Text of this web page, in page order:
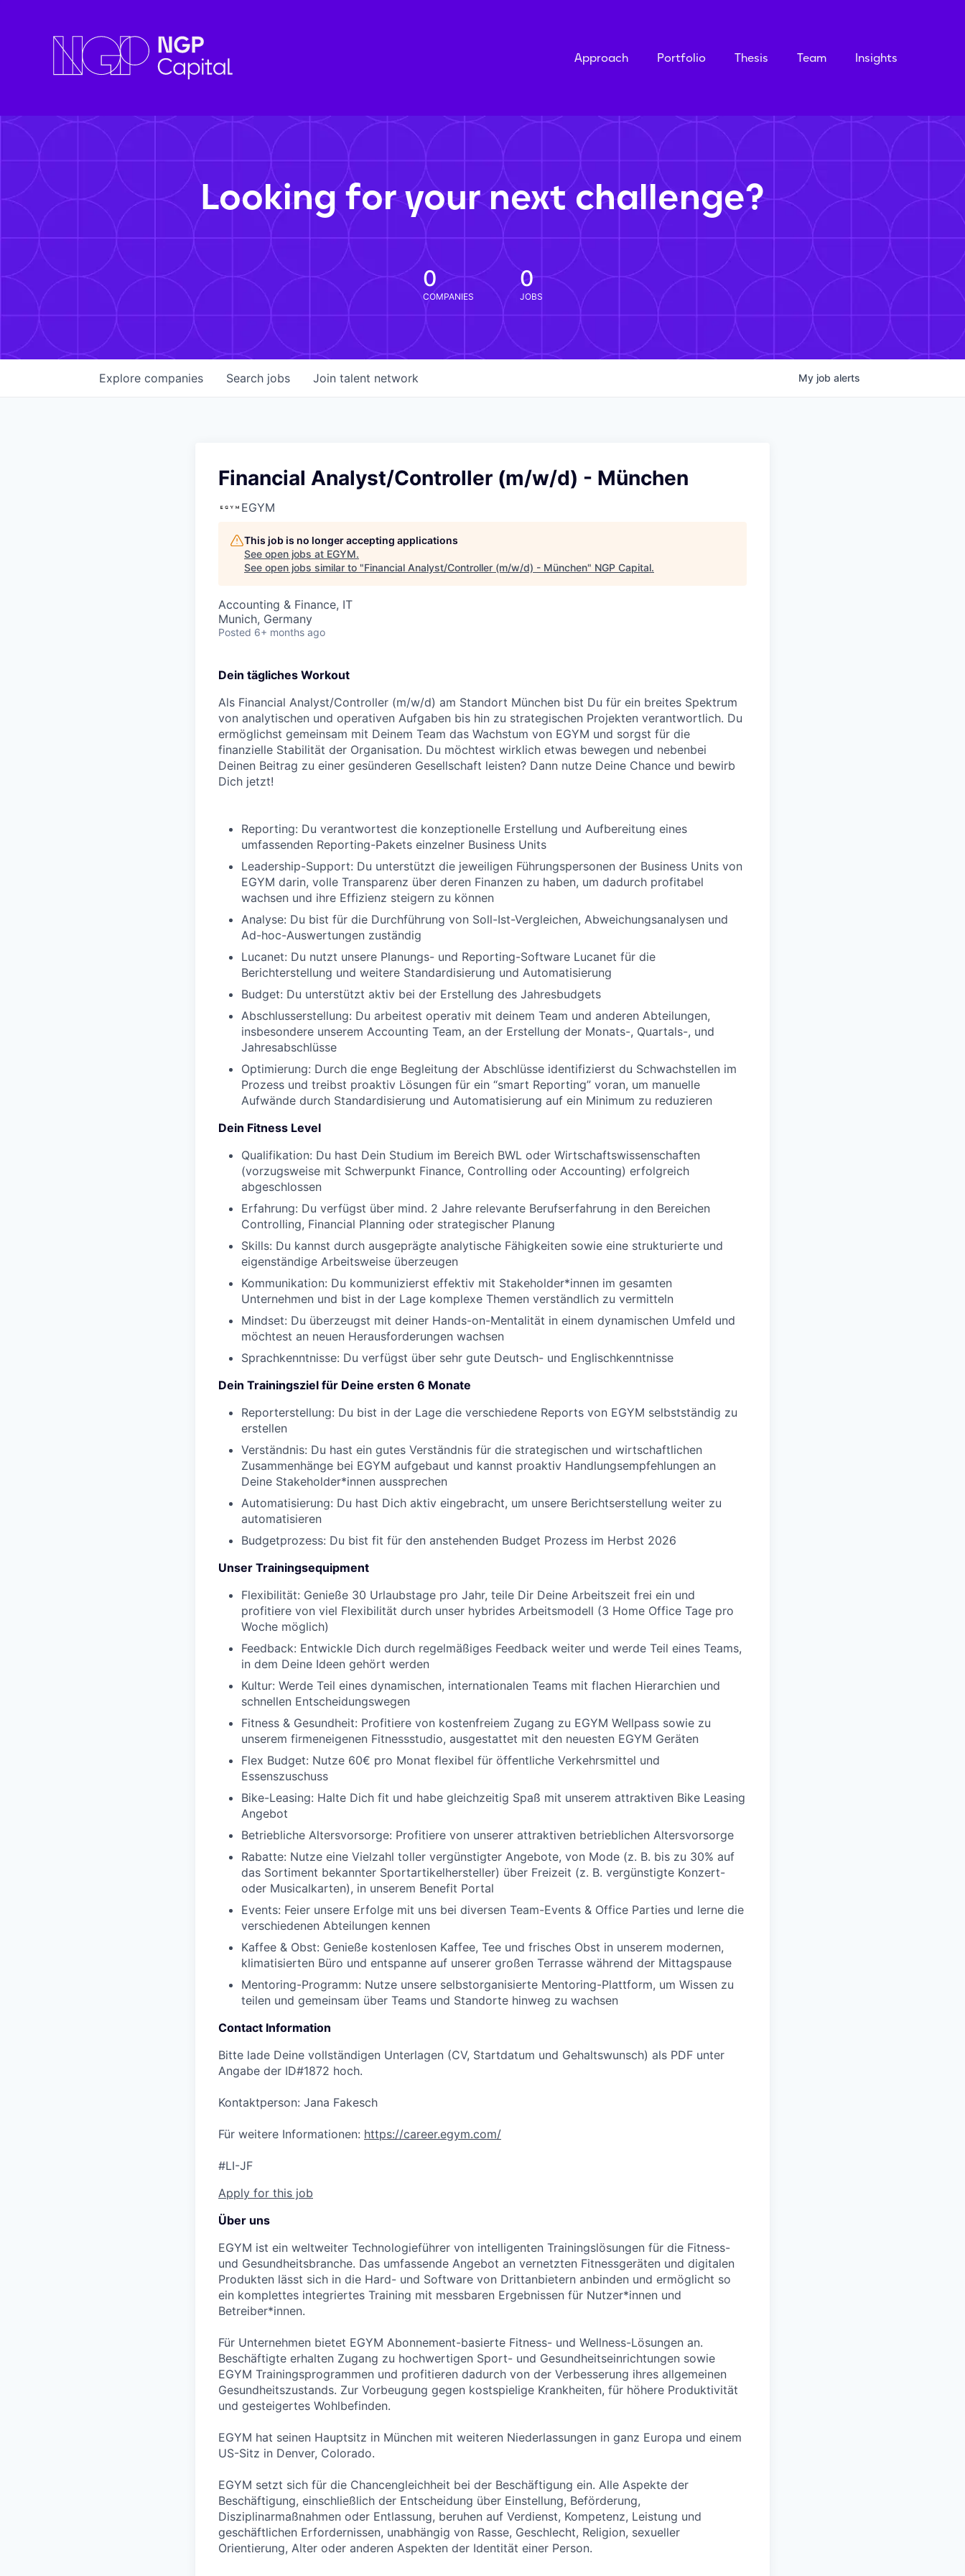
Approach Portfolio Thesis Team Insights
Looking for your next challenge?
0
COMPANIES
0
JOBS
Search jobs
Explore companies Join talent network My job alerts
Financial Analyst/Controller (m/w/d) - München
EGYM
This job is no longer accepting applications
See open jobs at EGYM.
See open jobs similar to "Financial Analyst/Controller (m/w/d) - München" NGP Capital.
Accounting & Finance, IT
Munich, Germany
Posted 6+ months ago
Dein tägliches Workout
Als Financial Analyst/Controller (m/w/d) am Standort München bist Du für ein breites Spektrum
von analytischen und operativen Aufgaben bis hin zu strategischen Projekten verantwortlich. Du
ermöglichst gemeinsam mit Deinem Team das Wachstum von EGYM und sorgst für die
finanzielle Stabilität der Organisation. Du möchtest wirklich etwas bewegen und nebenbei
Deinen Beitrag zu einer gesünderen Gesellschaft leisten? Dann nutze Deine Chance und bewirb
Dich jetzt!
Reporting: Du verantwortest die konzeptionelle Erstellung und Aufbereitung eines
umfassenden Reporting-Pakets einzelner Business Units
Leadership-Support: Du unterstützt die jeweiligen Führungspersonen der Business Units von
EGYM darin, volle Transparenz über deren Finanzen zu haben, um dadurch profitabel
wachsen und ihre Effizienz steigern zu können
Analyse: Du bist für die Durchführung von Soll-Ist-Vergleichen, Abweichungsanalysen und
Ad-hoc-Auswertungen zuständig
Lucanet: Du nutzt unsere Planungs- und Reporting-Software Lucanet für die
Berichterstellung und weitere Standardisierung und Automatisierung
Budget: Du unterstützt aktiv bei der Erstellung des Jahresbudgets
Abschlusserstellung: Du arbeitest operativ mit deinem Team und anderen Abteilungen,
insbesondere unserem Accounting Team, an der Erstellung der Monats-, Quartals-, und
Jahresabschlüsse
Optimierung: Durch die enge Begleitung der Abschlüsse identifizierst du Schwachstellen im
Prozess und treibst proaktiv Lösungen für ein “smart Reporting” voran, um manuelle
Aufwände durch Standardisierung und Automatisierung auf ein Minimum zu reduzieren
Dein Fitness Level
Qualifikation: Du hast Dein Studium im Bereich BWL oder Wirtschaftswissenschaften
(vorzugsweise mit Schwerpunkt Finance, Controlling oder Accounting) erfolgreich
abgeschlossen
Erfahrung: Du verfügst über mind. 2 Jahre relevante Berufserfahrung in den Bereichen
Controlling, Financial Planning oder strategischer Planung
Skills: Du kannst durch ausgeprägte analytische Fähigkeiten sowie eine strukturierte und
eigenständige Arbeitsweise überzeugen
Kommunikation: Du kommunizierst effektiv mit Stakeholder*innen im gesamten
Unternehmen und bist in der Lage komplexe Themen verständlich zu vermitteln
Mindset: Du überzeugst mit deiner Hands-on-Mentalität in einem dynamischen Umfeld und
möchtest an neuen Herausforderungen wachsen
Sprachkenntnisse: Du verfügst über sehr gute Deutsch- und Englischkenntnisse
Dein Trainingsziel für Deine ersten 6 Monate
Reporterstellung: Du bist in der Lage die verschiedene Reports von EGYM selbstständig zu
erstellen
Verständnis: Du hast ein gutes Verständnis für die strategischen und wirtschaftlichen
Zusammenhänge bei EGYM aufgebaut und kannst proaktiv Handlungsempfehlungen an
Deine Stakeholder*innen aussprechen
Automatisierung: Du hast Dich aktiv eingebracht, um unsere Berichtserstellung weiter zu
automatisieren
Budgetprozess: Du bist fit für den anstehenden Budget Prozess im Herbst 2026
Unser Trainingsequipment
Flexibilität: Genieße 30 Urlaubstage pro Jahr, teile Dir Deine Arbeitszeit frei ein und
profitiere von viel Flexibilität durch unser hybrides Arbeitsmodell (3 Home Office Tage pro
Woche möglich)
Feedback: Entwickle Dich durch regelmäßiges Feedback weiter und werde Teil eines Teams,
in dem Deine Ideen gehört werden
Kultur: Werde Teil eines dynamischen, internationalen Teams mit flachen Hierarchien und
schnellen Entscheidungswegen
Fitness & Gesundheit: Profitiere von kostenfreiem Zugang zu EGYM Wellpass sowie zu
unserem firmeneigenen Fitnessstudio, ausgestattet mit den neuesten EGYM Geräten
Flex Budget: Nutze 60€ pro Monat flexibel für öffentliche Verkehrsmittel und
Essenszuschuss
Bike-Leasing: Halte Dich fit und habe gleichzeitig Spaß mit unserem attraktiven Bike Leasing
Angebot
Betriebliche Altersvorsorge: Profitiere von unserer attraktiven betrieblichen Altersvorsorge
Rabatte: Nutze eine Vielzahl toller vergünstigter Angebote, von Mode (z. B. bis zu 30% auf
das Sortiment bekannter Sportartikelhersteller) über Freizeit (z. B. vergünstigte Konzert-
oder Musicalkarten), in unserem Benefit Portal
Events: Feier unsere Erfolge mit uns bei diversen Team-Events & Office Parties und lerne die
verschiedenen Abteilungen kennen
Kaffee & Obst: Genieße kostenlosen Kaffee, Tee und frisches Obst in unserem modernen,
klimatisierten Büro und entspanne auf unserer großen Terrasse während der Mittagspause
Mentoring-Programm: Nutze unsere selbstorganisierte Mentoring-Plattform, um Wissen zu
teilen und gemeinsam über Teams und Standorte hinweg zu wachsen
Contact Information
Bitte lade Deine vollständigen Unterlagen (CV, Startdatum und Gehaltswunsch) als PDF unter
Angabe der ID#1872 hoch.
Kontaktperson: Jana Fakesch
Für weitere Informationen: https://career.egym.com/
#LI-JF
Apply for this job
Über uns
EGYM ist ein weltweiter Technologieführer von intelligenten Trainingslösungen für die Fitness-
und Gesundheitsbranche. Das umfassende Angebot an vernetzten Fitnessgeräten und digitalen
Produkten lässt sich in die Hard- und Software von Drittanbietern anbinden und ermöglicht so
ein komplettes integriertes Training mit messbaren Ergebnissen für Nutzer*innen und
Betreiber*innen.
Für Unternehmen bietet EGYM Abonnement-basierte Fitness- und Wellness-Lösungen an.
Beschäftigte erhalten Zugang zu hochwertigen Sport- und Gesundheitseinrichtungen sowie
EGYM Trainingsprogrammen und profitieren dadurch von der Verbesserung ihres allgemeinen
Gesundheitszustands. Zur Vorbeugung gegen kostspielige Krankheiten, für höhere Produktivität
und gesteigertes Wohlbefinden.
EGYM hat seinen Hauptsitz in München mit weiteren Niederlassungen in ganz Europa und einem
US-Sitz in Denver, Colorado.
EGYM setzt sich für die Chancengleichheit bei der Beschäftigung ein. Alle Aspekte der
Beschäftigung, einschließlich der Entscheidung über Einstellung, Beförderung,
Disziplinarmaßnahmen oder Entlassung, beruhen auf Verdienst, Kompetenz, Leistung und
geschäftlichen Erfordernissen, unabhängig von Rasse, Geschlecht, Religion, sexueller
Orientierung, Alter oder anderen Aspekten der Identität einer Person.